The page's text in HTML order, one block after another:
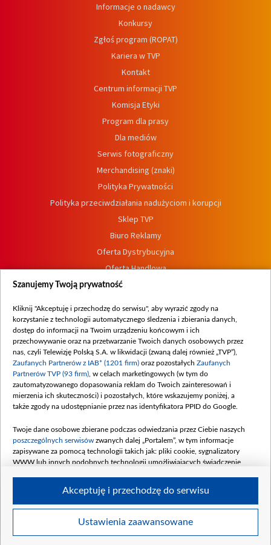
Informacje o nadawcy
Konkursy
Zgłoś program (ROPAT)
Kariera w TVP
Kontakt
Centrum informacji TVP
Komisja Etyki
Program dla prasy
Dla mediów
Serwis fotograficzny
Merchandising (znaki)
Polityka Prywatności
Polityka przeciwdziałania nadużyciom i korupcji
Sklep TVP
Biuro Reklamy
Oferta Dystrybucyjna
Oferta Handlowa
Dostępność
Procedura zgłoszeń wewnętrznych
© 2026 Telewizja Polska S. A. w likwidacji
Szanujemy Twoją prywatność
Kliknij "Akceptuję i przechodzę do serwisu", aby wyrazić zgody na
korzystanie z technologii automatycznego śledzenia i zbierania danych,
dostęp do informacji na Twoim urządzeniu końcowym i ich
przechowywanie oraz na przetwarzanie Twoich danych osobowych przez
nas, czyli Telewizję Polską S.A. w likwidacji (zwaną dalej również „TVP”),
Zaufanych Partnerów z IAB* (1201 firm) oraz pozostałych Zaufanych
Partnerów TVP (93 firm) , w celach marketingowych (w tym do
zautomatyzowanego dopasowania reklam do Twoich zainteresowań i
mierzenia ich skuteczności) i pozostałych, które wskazujemy poniżej, a
także zgody na udostępnianie przez nas identyfikatora PPID do Google.
Twoje dane osobowe zbierane podczas odwiedzania przez Ciebie naszych
poszczególnych serwisów zwanych dalej „Portalem”, w tym informacje
zapisywane za pomocą technologii takich jak: pliki cookie, sygnalizatory
WWW lub innych podobnych technologii umożliwiających świadczenie
Twoje dane osobowe zbierane podczas odwiedzania przez Ciebie
Ustawienia zaawansowane
Akceptuję i przechodzę do serwisu